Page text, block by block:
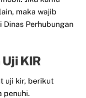
maka wajib
Perhubungan
KIR
uji kir, berikut
penuhi.